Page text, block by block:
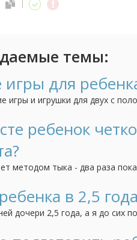
темы:
для
игры и игрушки для двух с
ребенок
методом тыка - два раза
оранжевый. На наводящие
"желтый" и др.).
в 2,5
дочери 2,5 года, а я до сих
прососала, не отвыкла она и